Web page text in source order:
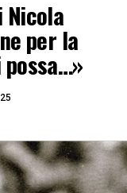
per la
possa…»